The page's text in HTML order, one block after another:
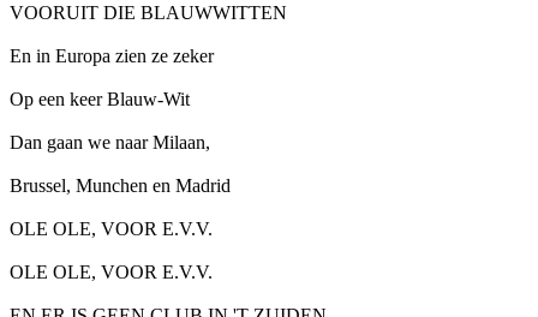
VOORUIT DIE BLAUWWITTEN
En in Europa zien ze zeker
Op een keer Blauw-Wit
Dan gaan we naar Milaan,
Brussel, Munchen en Madrid
OLE OLE, VOOR E.V.V.
OLE OLE, VOOR E.V.V.